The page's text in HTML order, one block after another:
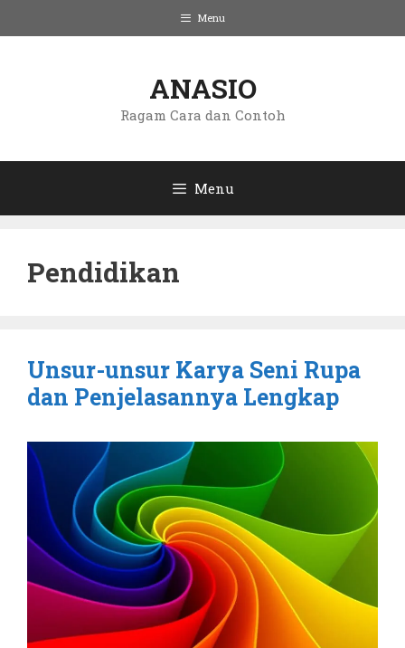
ke
Menu
ANASIO
Ragam Cara dan Contoh
Menu
Pendidikan
Unsur-unsur Karya Seni Rupa
dan Penjelasannya Lengkap